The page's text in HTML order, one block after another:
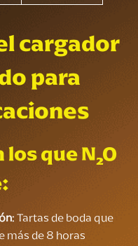
cargador
para
que N₂O
: Tartas de boda que
más de 8 horas